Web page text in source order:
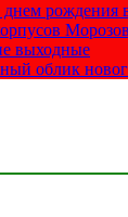
рождения
выходные
облик